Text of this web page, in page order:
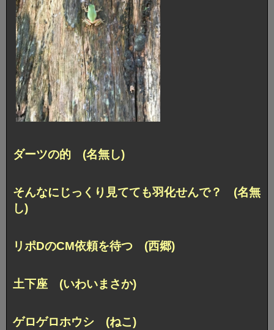
ダーツの的 (名無し)
そんなにじっくり見てても羽化せんで？ (名無
し)
リポDのCM依頼を待つ (西郷)
土下座 (いわいまさか)
ゲロゲロホウシ (ねこ)